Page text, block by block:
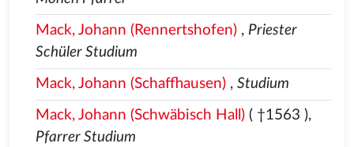
Mack, Johann (Rennertshofen), Priester
Schüler Studium
Mack, Johann (Schaffhausen), Studium
Mack, Johann (Schwäbisch Hall)( †1563 ),
Pfarrer Studium